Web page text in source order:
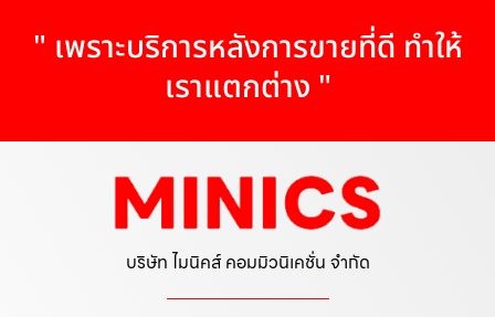
" เพราะบริการหลังการขายที่ดี ทำให้
เราแตกต่าง "
บริษัท ไมนิคส์ คอมมิวนิเคชั่น จำกัด